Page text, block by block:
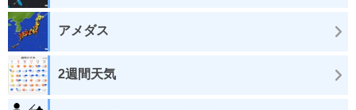
アメダス
2週間天気